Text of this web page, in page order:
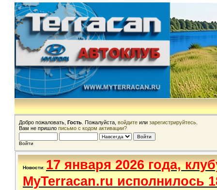
Добро пожаловать, Гость . Пожалуйста, войдите или зарегистрируйтесь
Вам не пришло письмо с кодом активации?
Войти
Новости: 17 января 2026 года,
MyTerracan.ru исполнилось